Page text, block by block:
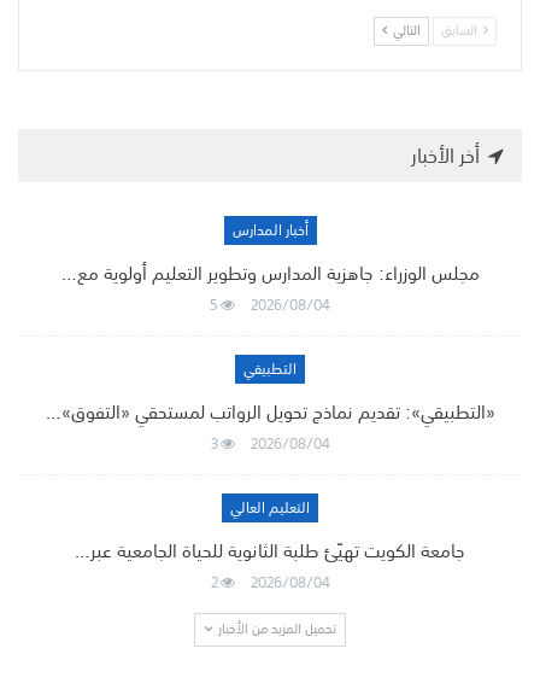
السابق التالي
أخر الأخبار
أخبار المدارس
مجلس الوزراء: جاهزية المدارس وتطوير التعليم أولوية مع…
2026/08/04
5
التطبيقي
«التطبيقي»: تقديم نماذج تحويل الرواتب لمستحقي «التفوق»…
2026/08/04
3
التعليم العالي
جامعة الكويت تهيّئ طلبة الثانوية للحياة الجامعية عبر…
2026/08/04
2
تحميل المزيد من الأخبار